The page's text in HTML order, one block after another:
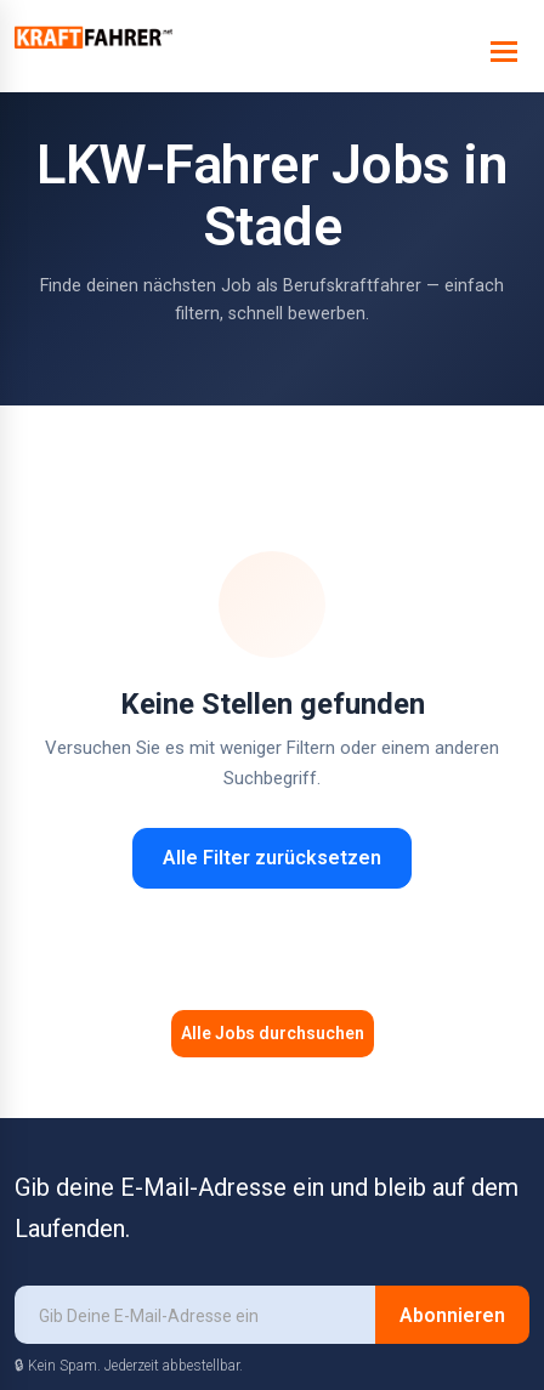
LKW-Fahrer Jobs in
Stade
Finde deinen nächsten Job als Berufskraftfahrer — einfach
filtern, schnell bewerben.
Keine Stellen gefunden
Versuchen Sie es mit weniger Filtern oder einem anderen
Suchbegriff.
Alle Filter zurücksetzen
Alle Jobs durchsuchen
Gib deine E-Mail-Adresse ein und bleib auf dem
Laufenden.
Abonnieren
🔒 Kein Spam. Jederzeit abbestellbar.